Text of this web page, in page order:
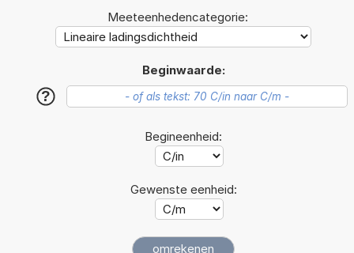
Meeteenhedencategorie:
Beginwaarde:
?
Begineenheid:
Gewenste eenheid: